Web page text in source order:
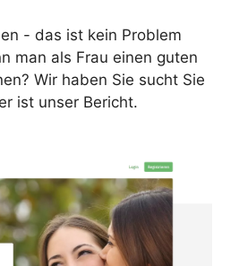
- das ist kein Problem
man als Frau einen guten
Wir haben Sie sucht Sie
ist unser Bericht.